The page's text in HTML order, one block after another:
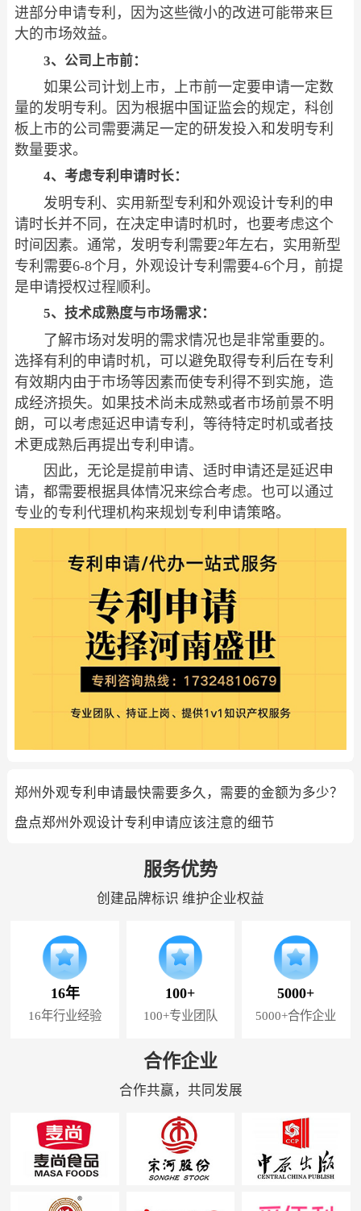
进部分申请专利，因为这些微小的改进可能带来巨
大的市场效益。
3、公司上市前：
如果公司计划上市，上市前一定要申请一定数
量的发明专利。因为根据中国证监会的规定，科创
板上市的公司需要满足一定的研发投入和发明专利
数量要求。
4、考虑专利申请时长：
发明专利、实用新型专利和外观设计专利的申
请时长并不同，在决定申请时机时，也要考虑这个
时间因素。通常，发明专利需要2年左右，实用新型
专利需要6-8个月，外观设计专利需要4-6个月，前提
是申请授权过程顺利。
5、技术成熟度与市场需求：
了解市场对发明的需求情况也是非常重要的。
选择有利的申请时机，可以避免取得专利后在专利
有效期内由于市场等因素而使专利得不到实施，造
成经济损失。如果技术尚未成熟或者市场前景不明
朗，可以考虑延迟申请专利，等待特定时机或者技
术更成熟后再提出专利申请。
因此，无论是提前申请、适时申请还是延迟申
请，都需要根据具体情况来综合考虑。也可以通过
专业的专利代理机构来规划专利申请策略。
郑州外观专利申请最快需要多久，需要的金额为多少？
盘点郑州外观设计专利申请应该注意的细节
服务优势
创建品牌标识 维护企业权益
16年
16年行业经验
100+
100+专业团队
5000+
5000+合作企业
合作企业
合作共赢，共同发展